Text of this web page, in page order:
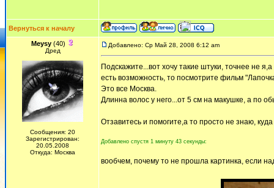
Вернуться к началу
Meysy (40)
Дред
Сообщения: 20
Зарегистрирован:
20.05.2008
Откуда: Москва
Добавлено: Ср Май 28, 2008 6:12 am
Подскажите...вот хочу такие штуки, точнее не
есть возможность, то посмотрите фильм
Это все Москва.
Длинна волос у него...от 5 см на макушке, а по
Отзавитесь и помогите,а то просто не знаю,
Добавлено спустя 1 минуту 43 секунды:
вообчем, почему то не прошла картинка, если